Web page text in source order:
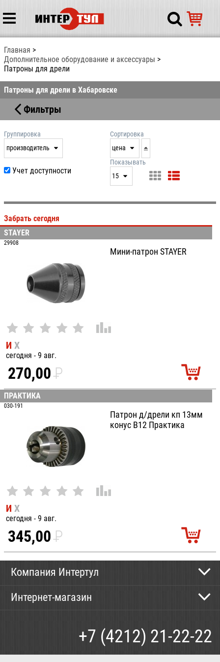
Главная
Дополнительное оборудование и аксессуары
Патроны для дрели
Патроны для дрели в Хабаровске
Фильтры
Группировка
производитель
производитель
Сортировка
цена
дата
цена
артикул
Учет доступности
Показывать
15
25
Забрать сегодня
STAYER
29908
Мини-патрон STAYER
И Х
сегодня - 9 авг.
270,00P
УБ.
ПРАКТИКА
030-191
Патрон д/дрели кп 13мм
конус В12 Практика
И Х
сегодня - 9 авг.
345,00P
УБ.
Компания Интертул
Новости
Интернет-магазин
+7 (4212) 21-22-22